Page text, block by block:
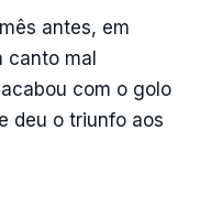
antes, em
canto mal
com o golo
deu o triunfo aos